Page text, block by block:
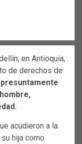
en Antioquia,
de derechos de
acudieron a la
hija como